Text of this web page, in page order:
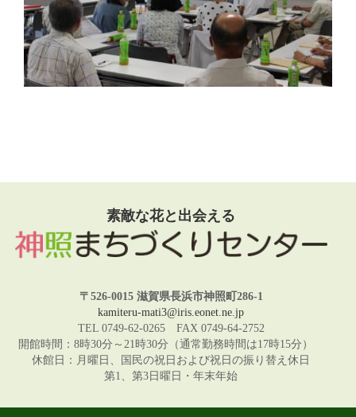
素敵な花と出会える
〒526-0015 滋賀県長浜市神照町286-1
kamiteru-mati3@iris.eonet.ne.jp
TEL 0749-62-0265 FAX 0749-64-2752
開館時間：8時30分～21時30分（通常勤務時間は17時15分）
休館日：月曜日、国民の祝日および祝日の振り替え休日
第1、第3日曜日・年末年始